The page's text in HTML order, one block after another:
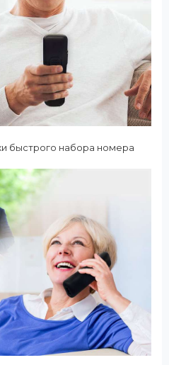
быстрого набора номера